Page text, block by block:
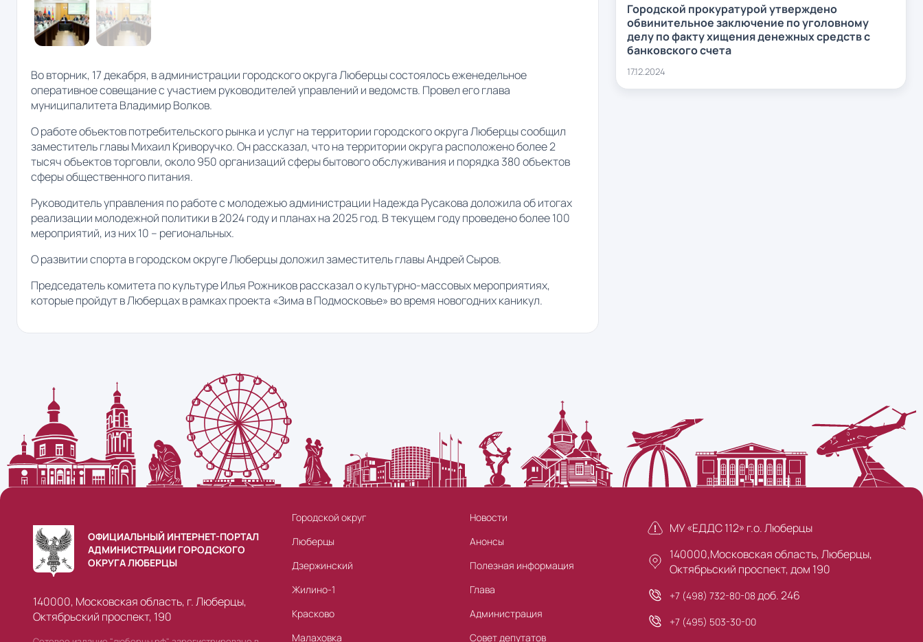
Во вторник, 17 декабря, в администрации городского округа Люберцы состоялось еженедельное
оперативное совещание с участием руководителей управлений и ведомств. Провел его глава
муниципалитета Владимир Волков.
О работе объектов потребительского рынка и услуг на территории городского округа Люберцы сообщил
заместитель главы Михаил Криворучко. Он рассказал, что на территории округа расположено более 2
тысяч объектов торговли, около 950 организаций сферы бытового обслуживания и порядка 380 объектов
сферы общественного питания.
Руководитель управления по работе с молодежью администрации Надежда Русакова доложила об итогах
реализации молодежной политики в 2024 году и планах на 2025 год. В текущем году проведено более 100
мероприятий, из них 10 – региональных.
О развитии спорта в городском округе Люберцы доложил заместитель главы Андрей Сыров.
Председатель комитета по культуре Илья Рожников рассказал о культурно-массовых мероприятиях,
которые пройдут в Люберцах в рамках проекта «Зима в Подмосковье» во время новогодних каникул.
Городской прокуратурой утверждено
обвинительное заключение по уголовному
делу по факту хищения денежных средств с
банковского счета
17.12.2024
ОФИЦИАЛЬНЫЙ ИНТЕРНЕТ-ПОРТАЛ
АДМИНИСТРАЦИИ ГОРОДСКОГО
ОКРУГА ЛЮБЕРЦЫ
140000, Московская область, г. Люберцы,
Октябрьский проспект, 190
Городской округ
Люберцы
Дзержинский
Жилино-1
Красково
Малаховка
Новости
Анонсы
Полезная информация
Глава
Администрация
Совет депутатов
МУ «ЕДДС 112» г.о. Люберцы
140000,Московская область, Люберцы,
Октябрьский проспект, дом 190
+7 (498) 732-80-08 доб. 246
+7 (495) 503-30-00